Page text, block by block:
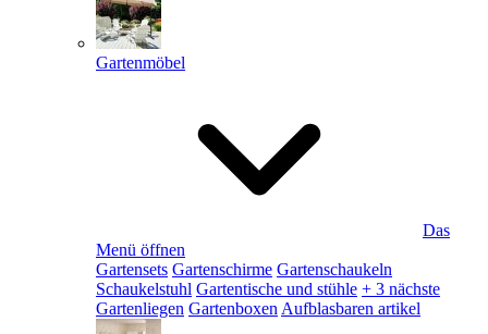
Gartenmöbel
Das
Menü öffnen
Gartensets Gartenschirme Gartenschaukeln
Schaukelstuhl Gartentische und stühle + 3 nächste
Gartenliegen Gartenboxen Aufblasbaren artikel